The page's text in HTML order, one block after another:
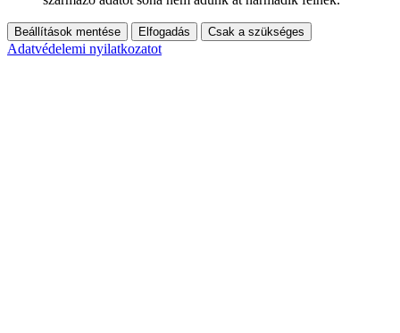
Beállítások mentése Elfogadás Csak a szükséges
Adatvédelemi nyilatkozatot